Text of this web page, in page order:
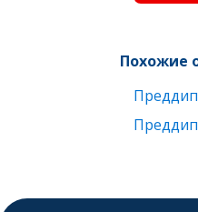
Похожие